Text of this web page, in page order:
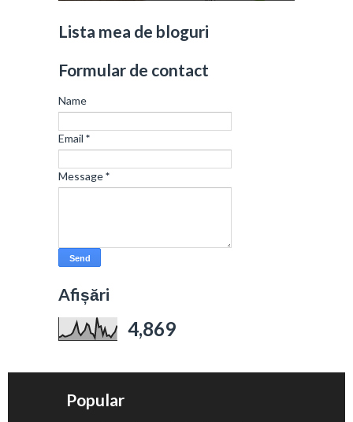
Lista mea de bloguri
Formular de contact
Name
Email *
Message*
Afișări
4,869
Popular